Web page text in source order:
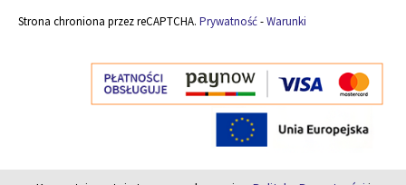
Strona chroniona przez reCAPTCHA. Prywatność-Warunki